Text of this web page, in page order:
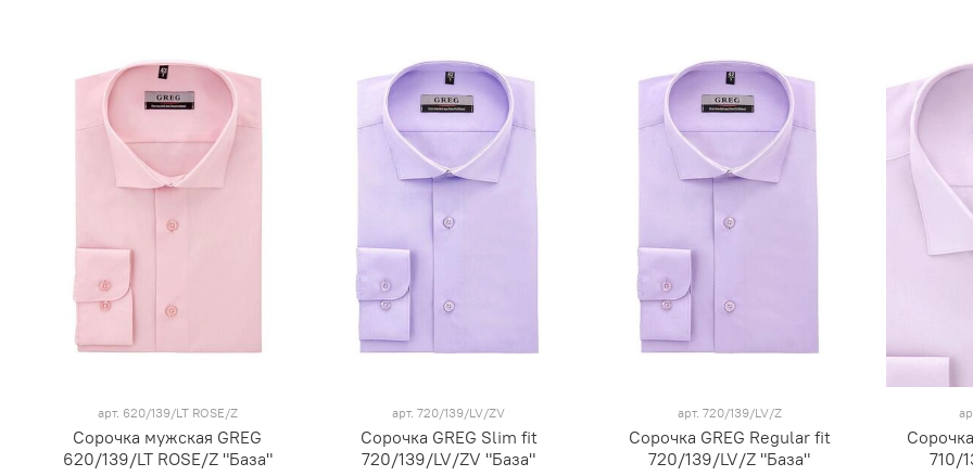
арт. 620/139/LT ROSE/Z
Сорочка мужская GREG
620/139/LT ROSE/Z "База"
арт.720/139/LV/ZV
Сорочка GREG Slim fit
720/139/LV/ZV "База"
арт. 720/139/LV/Z
Сорочка GREG Regular fit
720/139/LV/Z "База"
710/